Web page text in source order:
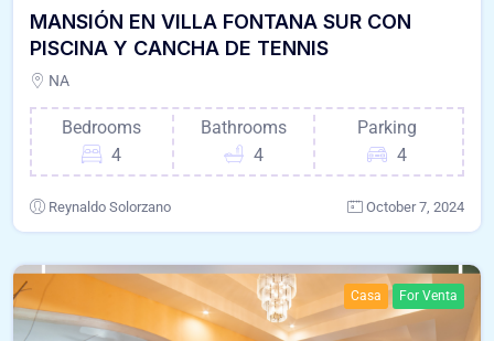
MANSIÓN EN VILLA FONTANA SUR CON
PISCINA Y CANCHA DE TENNIS
NA
Bedrooms
4
Bathrooms
4
Parking
4
Reynaldo Solorzano October 7, 2024
Casa For Venta